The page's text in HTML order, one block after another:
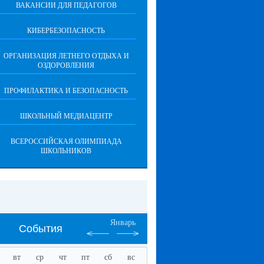
ВАКАНСИИ ДЛЯ ПЕДАГОГОВ
КИБЕРБЕЗОПАСНОСТЬ
ОРГАНИЗАЦИЯ ЛЕТНЕГО ОТДЫХА И
ОЗДОРОВЛЕНИЯ
ПРОФИЛАКТИКА И БЕЗОПАСНОСТЬ
ШКОЛЬНЫЙ МЕДИАЦЕНТР
ВСЕРОССИЙСКАЯ ОЛИМПИАДА
ШКОЛЬНИКОВ
События
Январь
вт ср чт пт сб вс